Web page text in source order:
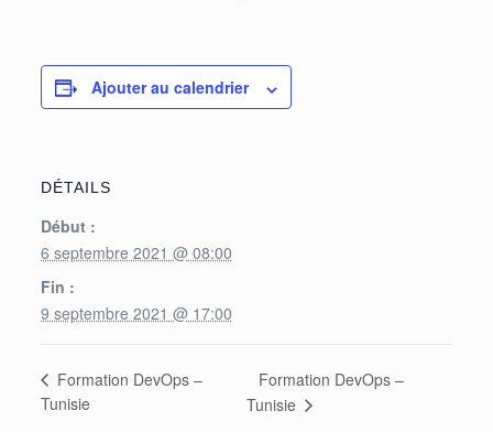
Ajouter au calendrier
DÉTAILS
Début :
6 septembre 2021 @ 08:00
Fin :
9 septembre 2021 @ 17:00
Formation DevOps –
Tunisie
Formation DevOps –
Tunisie